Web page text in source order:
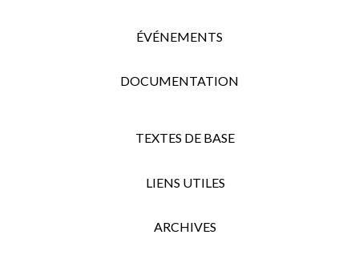
ÉVÉNEMENTS
DOCUMENTATION
TEXTES DE BASE
LIENS UTILES
ARCHIVES